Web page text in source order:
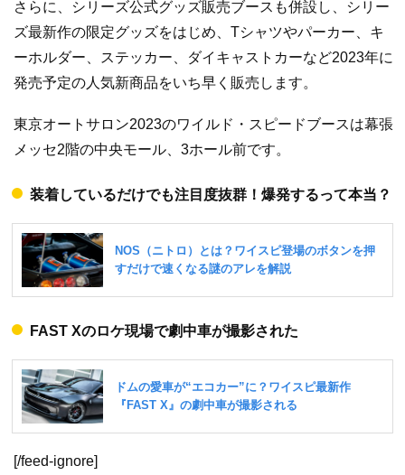
さらに、シリーズ公式グッズ販売ブースも併設し、シリー
ズ最新作の限定グッズをはじめ、Tシャツやパーカー、キ
ーホルダー、ステッカー、ダイキャストカーなど2023年に
発売予定の人気新商品をいち早く販売します。
東京オートサロン2023のワイルド・スピードブースは幕張
メッセ2階の中央モール、3ホール前です。
装着しているだけでも注目度抜群！爆発するって本当？
FAST Xのロケ現場で劇中車が撮影された
[/feed-ignore]